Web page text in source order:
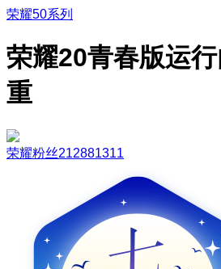
荣耀50系列
荣耀20青春版运
重
荣耀粉丝212881311